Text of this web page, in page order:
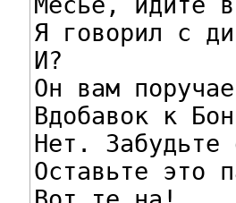
Я говорил с
И?
Он вам
Вдобавок к
Нет. Забудьте
Оставьте это